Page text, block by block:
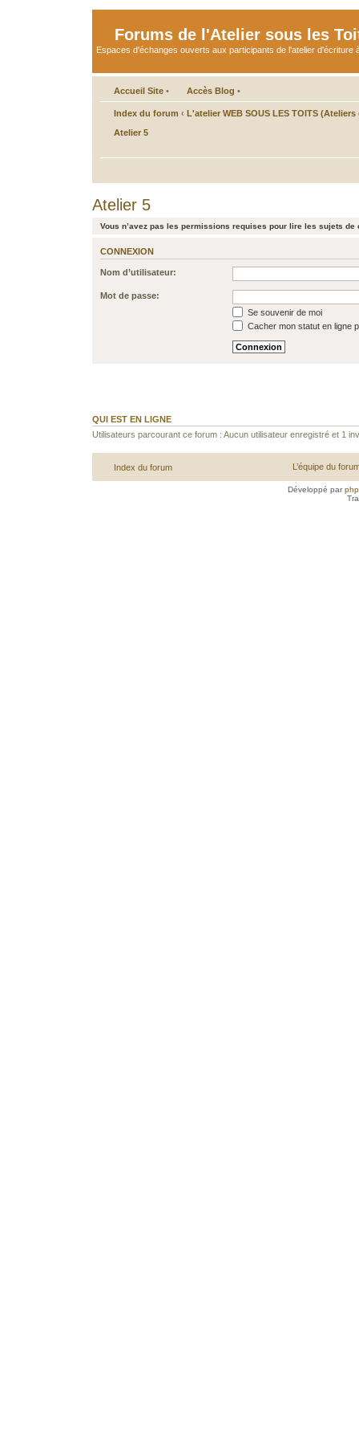
Forums de l'Atelier sous les
Espaces d'échanges ouverts aux participants de l'atelier d'écriture
Accueil Site • Accès Blog •
Index du forum ‹ L'atelier WEB SOUS LES TOITS
Atelier 5
Atelier 5
Vous n’avez pas les permissions requises pour lire les sujets de
CONNEXION
Nom d’utilisateur:
Mot de passe:
Se souvenir de moi
Cacher mon statut en ligne
QUI EST EN LIGNE
Utilisateurs parcourant ce forum : Aucun utilisateur enregistré et 1
Index du forum L’équipe du
Développé par